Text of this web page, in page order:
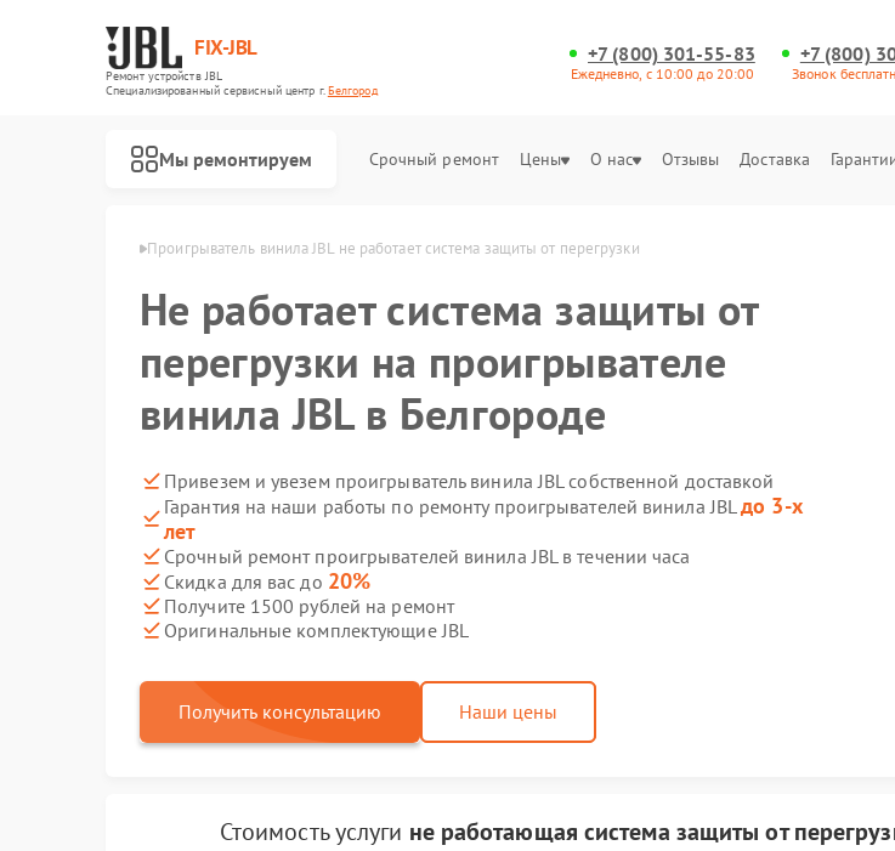
FIX-JBL
Ремонт устройств JBL
Специализированный cервисный центр г.Белгород
+7 (800) 301-55-83
Ежедневно, с 10:00 до 20:00
+7 (800)
Звонок
Мы ремонтируем Срочный ремонт Цены О нас Отзывы Доставка
JBL в Белгороде Проигрыватель винила JBL не работает система защиты от перегрузки
Не работает система защиты от
перегрузки на проигрывателе
винила JBL в Белгороде
Привезем и увезем проигрыватель винила JBL собственной доставкой
Гарантия на наши работы по ремонту проигрывателей винила JBLдо 3-х
лет
Срочный ремонт проигрывателей винила JBL в течении часа
Скидка для вас до 20%
Получите 1500 рублей на ремонт
Оригинальные комплектующие JBL
Получить консультацию Наши цены
Стоимость услуги не работающая система защиты от